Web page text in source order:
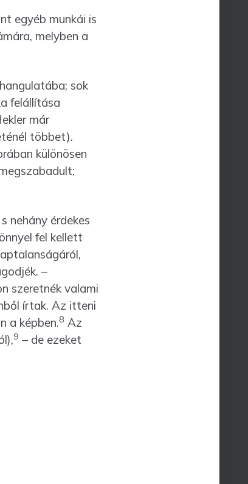
egyéb munkái is
melyben a
sok
felállítása
már
többet).
különösen
nehány érdekes
fel kellett
–
szeretnék valami
írtak. Az itteni
a képben.8 Az
9 – de ezeket